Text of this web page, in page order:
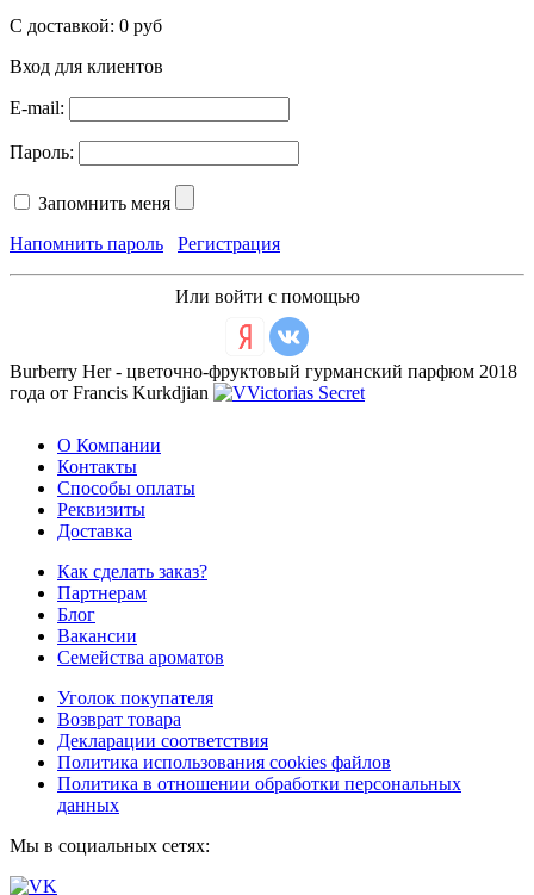
С доставкой: 0 руб
Вход для клиентов
E-mail:
Пароль:
Запомнить меня
Напомнить пароль
Регистрация
Или войти с помощью
Burberry Her - цветочно-фруктовый гурманский парфюм 2018
года от Francis Kurkdjian
О Компании
Контакты
Способы оплаты
Реквизиты
Доставка
Как сделать заказ?
Партнерам
Блог
Вакансии
Семейства ароматов
Уголок покупателя
Возврат товара
Декларации соответствия
Политика использования cookies файлов
Политика в отношении обработки персональных
данных
Мы в социальных сетях: